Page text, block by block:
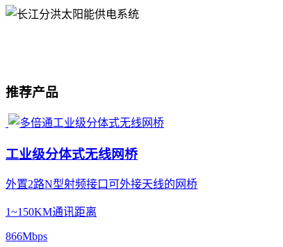
推荐产品
工业级分体式无线网桥
外置2路N型射频接口可外接天线的网桥
1~150KM通讯距离
866Mbps